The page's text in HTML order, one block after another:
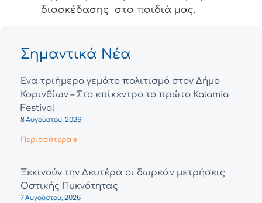
διασκέδασης στα παιδιά μας.
Σημαντικά Νέα
Ένα τριήμερο γεμάτο πολιτισμό στον Δήμο
Κορινθίων – Στο επίκεντρο το πρώτο Kalamia
Festival
8 Αυγούστου, 2026
Περισσότερα »
Ξεκινούν την Δευτέρα οι δωρεάν μετρήσεις
Οστικής Πυκνότητας
7 Αυγούστου, 2026